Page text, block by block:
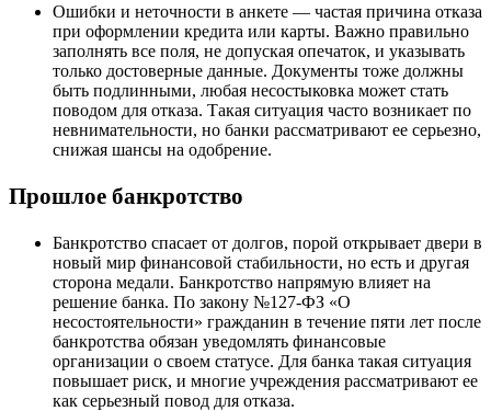
Ошибки и неточности в анкете — частая причина отказа
при оформлении кредита или карты. Важно правильно
заполнять все поля, не допуская опечаток, и указывать
только достоверные данные. Документы тоже должны
быть подлинными, любая несостыковка может стать
поводом для отказа. Такая ситуация часто возникает по
невнимательности, но банки рассматривают ее серьезно,
снижая шансы на одобрение.
Прошлое банкротство
Банкротство спасает от долгов, порой открывает двери в
новый мир финансовой стабильности, но есть и другая
сторона медали. Банкротство напрямую влияет на
решение банка. По закону №127-ФЗ «О
несостоятельности» гражданин в течение пяти лет после
банкротства обязан уведомлять финансовые
организации о своем статусе. Для банка такая ситуация
повышает риск, и многие учреждения рассматривают ее
как серьезный повод для отказа.